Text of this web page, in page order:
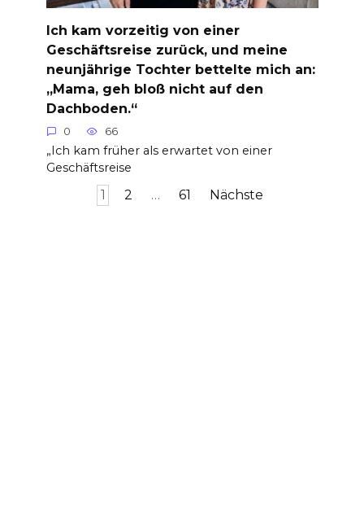
Ich kam vorzeitig von einer
Geschäftsreise zurück, und meine
neunjährige Tochter bettelte mich an:
„Mama, geh bloß nicht auf den
Dachboden.“
0 66
„Ich kam früher als erwartet von einer
Geschäftsreise
Seitennummerierung
1 2 … 61 Nächste